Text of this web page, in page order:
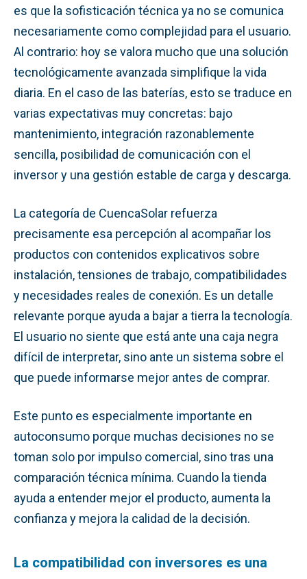
es que la sofisticación técnica ya no se comunica
necesariamente como complejidad para el usuario.
Al contrario: hoy se valora mucho que una solución
tecnológicamente avanzada simplifique la vida
diaria. En el caso de las baterías, esto se traduce en
varias expectativas muy concretas: bajo
mantenimiento, integración razonablemente
sencilla, posibilidad de comunicación con el
inversor y una gestión estable de carga y descarga.
La categoría de CuencaSolar refuerza
precisamente esa percepción al acompañar los
productos con contenidos explicativos sobre
instalación, tensiones de trabajo, compatibilidades
y necesidades reales de conexión. Es un detalle
relevante porque ayuda a bajar a tierra la tecnología.
El usuario no siente que está ante una caja negra
difícil de interpretar, sino ante un sistema sobre el
que puede informarse mejor antes de comprar.
Este punto es especialmente importante en
autoconsumo porque muchas decisiones no se
toman solo por impulso comercial, sino tras una
comparación técnica mínima. Cuando la tienda
ayuda a entender mejor el producto, aumenta la
confianza y mejora la calidad de la decisión.
La compatibilidad con inversores es una